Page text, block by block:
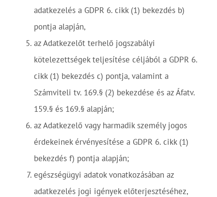
adatkezelés a GDPR 6. cikk (1) bekezdés b)
pontja alapján,
az Adatkezelőt terhelő jogszabályi
kötelezettségek teljesítése céljából a GDPR 6.
cikk (1) bekezdés c) pontja, valamint a
Számviteli tv. 169.§ (2) bekezdése és az Áfatv.
159.§ és 169.§ alapján;
az Adatkezelő vagy harmadik személy jogos
érdekeinek érvényesítése a GDPR 6. cikk (1)
bekezdés f) pontja alapján;
egészségügyi adatok vonatkozásában az
adatkezelés jogi igények előterjesztéséhez,